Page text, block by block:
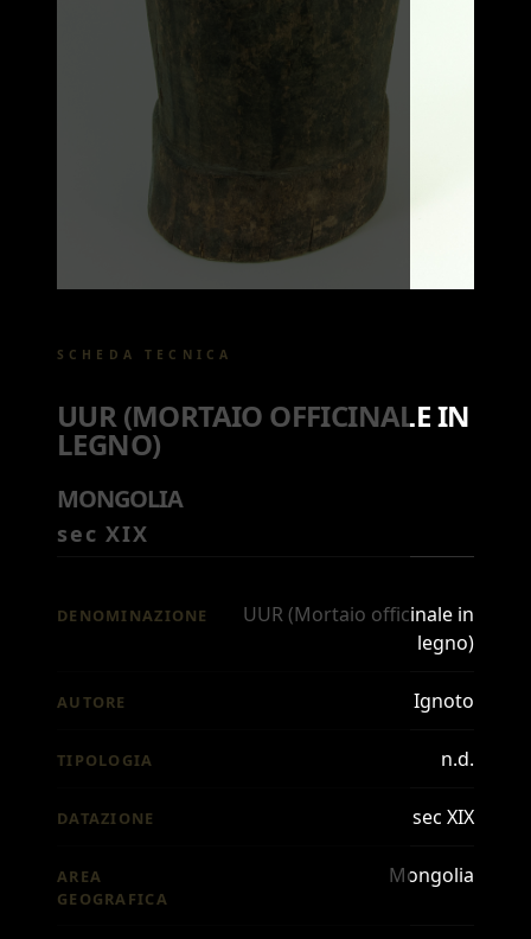
SCHEDA TECNICA
UUR (MORTAIO OFFICINALE IN
LEGNO)
MONGOLIA
sec XIX
DENOMINAZIONE
UUR (Mortaio officinale in
legno)
AUTORE Ignoto
TIPOLOGIA n.d.
DATAZIONE sec XIX
AREA
GEOGRAFICA
Mongolia